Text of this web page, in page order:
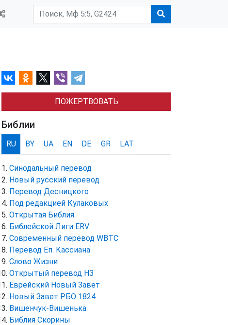
ПОЖЕРТВОВАТЬ
Библии
RU BY UA EN DE GR LAT
Синодальный перевод
Новый русский перевод
Перевод Десницкого
Под редакцией Кулаковых
Открытая Библия
Библейской Лиги ERV
Cовременный перевод WBTC
Перевод Еп. Кассиана
Слово Жизни
Открытый перевод НЗ
Еврейский Новый Завет
Новый Завет РБО 1824
Вишенчук-Вишенька
Библия Скорины